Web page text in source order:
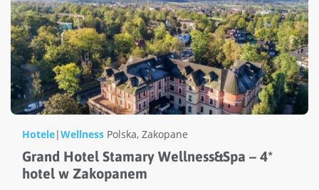
Hotele|Wellness Polska, Zakopane
Grand Hotel Stamary Wellness&Spa – 4*
hotel w Zakopanem